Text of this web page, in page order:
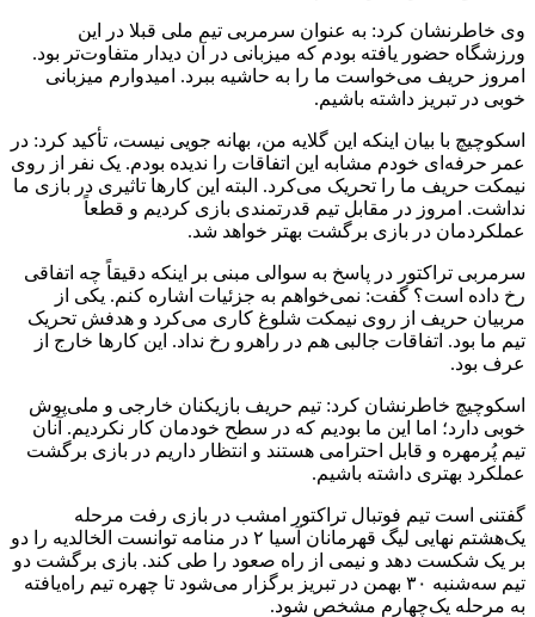
وی خاطرنشان کرد: به عنوان سرمربی تیم ملی قبلا در این
ورزشگاه حضور یافته بودم که میزبانی در آن دیدار متفاوت‌تر بود.
امروز حریف می‌خواست ما را به حاشیه ببرد. امیدوارم میزبانی
خوبی در تبریز داشته باشیم.
اسکوچیچ با بیان اینکه این گلایه من، بهانه جویی نیست، تأکید کرد: در
عمر حرفه‌ای خودم مشابه این اتفاقات را ندیده بودم. یک نفر از روی
نیمکت حریف ما را تحریک می‌کرد. البته این کارها تاثیری در بازی ما
نداشت. امروز در مقابل تیم قدرتمندی بازی کردیم و قطعاً
عملکردمان در بازی برگشت بهتر خواهد شد.
سرمربی تراکتور در پاسخ به سوالی مبنی بر اینکه دقیقاً چه اتفاقی
رخ داده است؟ گفت: نمی‌خواهم به جزئیات اشاره کنم. یکی از
مربیان حریف از روی نیمکت شلوغ کاری می‌کرد و هدفش تحریک
تیم ما بود. اتفاقات جالبی هم در راهرو رخ نداد. این کارها خارج از
عرف بود.
اسکوچیچ خاطرنشان کرد: تیم حریف بازیکنان خارجی و ملی‌پوش
خوبی دارد؛ اما این ما بودیم که در سطح خودمان کار نکردیم. آنان
تیم پُرمهره و قابل احترامی هستند و انتظار داریم در بازی برگشت
عملکرد بهتری داشته باشیم.
گفتنی است تیم فوتبال تراکتور امشب در بازی رفت مرحله
یک‌هشتم نهایی لیگ قهرمانان آسیا ۲ در منامه توانست الخالدیه را دو
بر یک شکست دهد و نیمی از راه صعود را طی کند. بازی برگشت دو
تیم سه‌شنبه ۳۰ بهمن در تبریز برگزار می‌شود تا چهره تیم راه‌یافته
به مرحله یک‌چهارم مشخص شود.